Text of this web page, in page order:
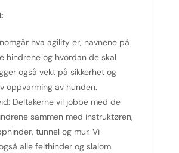
hva agility er, navnene på
hindrene og hvordan de skal
også vekt på sikkerhet og
oppvarming av hunden.
Deltakerne vil jobbe med de
sammen med instruktøren,
tunnel og mur. Vi
alle felthinder og slalom.